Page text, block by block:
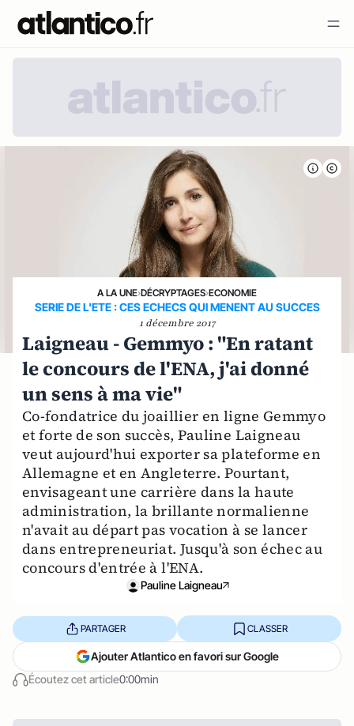
A LA UNE›DÉCRYPTAGES›ECONOMIE
SERIE DE L'ETE : CES ECHECS QUI MENENT AU SUCCES
1 décembre 2017
Laigneau - Gemmyo : "En ratant
le concours de l'ENA, j'ai donné
un sens à ma vie"
Co-fondatrice du joaillier en ligne Gemmyo
et forte de son succès, Pauline Laigneau
veut aujourd'hui exporter sa plateforme en
Allemagne et en Angleterre. Pourtant,
envisageant une carrière dans la haute
administration, la brillante normalienne
n'avait au départ pas vocation à se lancer
dans entrepreneuriat. Jusqu'à son échec au
concours d'entrée à l'ENA.
Pauline Laigneau
Écoutez cet article0:00min
PARTAGER CLASSER
Ajouter Atlantico en favori sur Google